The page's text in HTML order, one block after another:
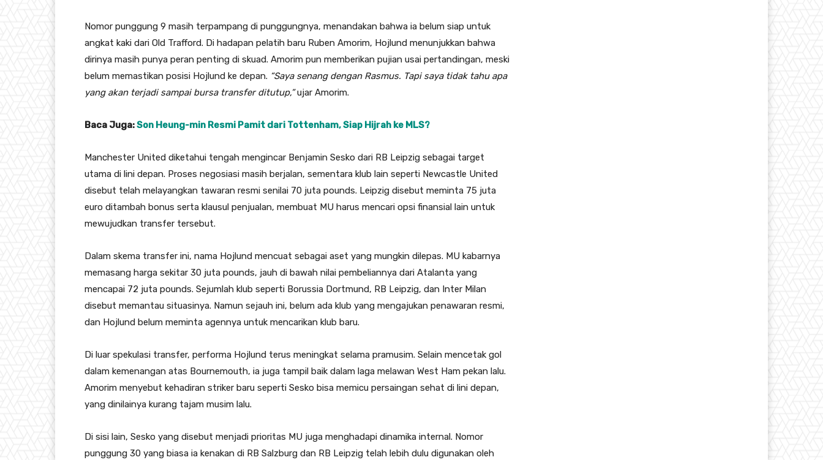
Nomor punggung 9 masih terpampang di punggungnya, menandakan bahwa ia belum siap untuk
angkat kaki dari Old Trafford. Di hadapan pelatih baru Ruben Amorim, Hojlund menunjukkan bahwa
dirinya masih punya peran penting di skuad. Amorim pun memberikan pujian usai pertandingan, meski
belum memastikan posisi Hojlund ke depan. “Saya senang dengan Rasmus. Tapi saya tidak tahu apa
yang akan terjadi sampai bursa transfer ditutup,”ujar Amorim.
Baca Juga:Son Heung-min Resmi Pamit dari Tottenham, Siap Hijrah ke MLS?
Manchester United diketahui tengah mengincar Benjamin Sesko dari RB Leipzig sebagai target
utama di lini depan. Proses negosiasi masih berjalan, sementara klub lain seperti Newcastle United
disebut telah melayangkan tawaran resmi senilai 70 juta pounds. Leipzig disebut meminta 75 juta
euro ditambah bonus serta klausul penjualan, membuat MU harus mencari opsi finansial lain untuk
mewujudkan transfer tersebut.
Dalam skema transfer ini, nama Hojlund mencuat sebagai aset yang mungkin dilepas. MU kabarnya
memasang harga sekitar 30 juta pounds, jauh di bawah nilai pembeliannya dari Atalanta yang
mencapai 72 juta pounds. Sejumlah klub seperti Borussia Dortmund, RB Leipzig, dan Inter Milan
disebut memantau situasinya. Namun sejauh ini, belum ada klub yang mengajukan penawaran resmi,
dan Hojlund belum meminta agennya untuk mencarikan klub baru.
Di luar spekulasi transfer, performa Hojlund terus meningkat selama pramusim. Selain mencetak gol
dalam kemenangan atas Bournemouth, ia juga tampil baik dalam laga melawan West Ham pekan lalu.
Amorim menyebut kehadiran striker baru seperti Sesko bisa memicu persaingan sehat di lini depan,
yang dinilainya kurang tajam musim lalu.
Di sisi lain, Sesko yang disebut menjadi prioritas MU juga menghadapi dinamika internal. Nomor
punggung 30 yang biasa ia kenakan di RB Salzburg dan RB Leipzig telah lebih dulu digunakan oleh